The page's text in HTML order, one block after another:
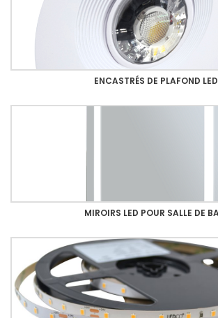
ENCASTRÉS DE PLAFOND LED
MIROIRS LED POUR SALLE DE